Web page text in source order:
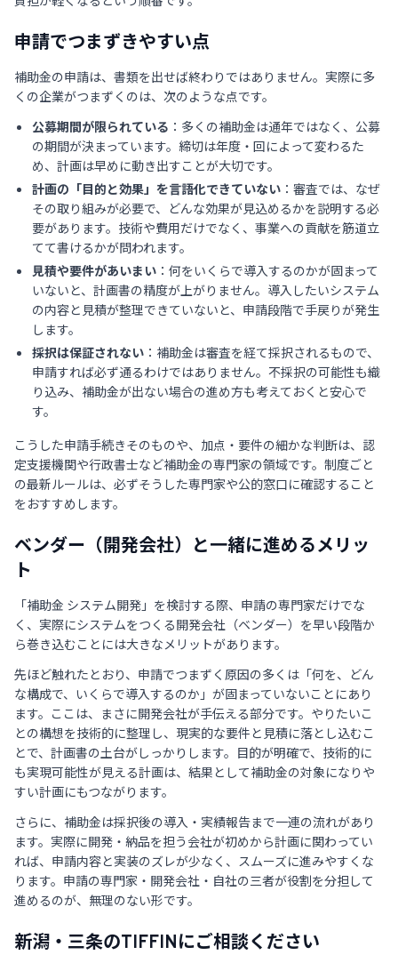
申請でつまずきやすい点
補助金の申請は、書類を出せば終わりではありません。実際に多
くの企業がつまずくのは、次のような点です。
公募期間が限られている ：多くの補助金は通年ではなく、公募
の期間が決まっています。締切は年度・回によって変わるた
め、計画は早めに動き出すことが大切です。
計画の「目的と効果」を言語化できていない ：審査では、なぜ
その取り組みが必要で、どんな効果が見込めるかを説明する必
要があります。技術や費用だけでなく、事業への貢献を筋道立
てて書けるかが問われます。
見積や要件があいまい ：何をいくらで導入するのかが固まって
いないと、計画書の精度が上がりません。導入したいシステム
の内容と見積が整理できていないと、申請段階で手戻りが発生
します。
採択は保証されない ：補助金は審査を経て採択されるもので、
申請すれば必ず通るわけではありません。不採択の可能性も織
り込み、補助金が出ない場合の進め方も考えておくと安心で
す。
こうした申請手続きそのものや、加点・要件の細かな判断は、認
定支援機関や行政書士など補助金の専門家の領域です。制度ごと
の最新ルールは、必ずそうした専門家や公的窓口に確認すること
をおすすめします。
ベンダー（開発会社）と一緒に進めるメリッ
ト
「補助金 システム開発」を検討する際、申請の専門家だけでな
く、実際にシステムをつくる開発会社（ベンダー）を早い段階か
ら巻き込むことには大きなメリットがあります。
先ほど触れたとおり、申請でつまずく原因の多くは「何を、どん
な構成で、いくらで導入するのか」が固まっていないことにあり
ます。ここは、まさに開発会社が手伝える部分です。やりたいこ
との構想を技術的に整理し、現実的な要件と見積に落とし込むこ
とで、計画書の土台がしっかりします。目的が明確で、技術的に
も実現可能性が見える計画は、結果として補助金の対象になりや
すい計画にもつながります。
さらに、補助金は採択後の導入・実績報告まで一連の流れがあり
ます。実際に開発・納品を担う会社が初めから計画に関わってい
れば、申請内容と実装のズレが少なく、スムーズに進みやすくな
ります。申請の専門家・開発会社・自社の三者が役割を分担して
進めるのが、無理のない形です。
新潟・三条のTIFFINにご相談ください